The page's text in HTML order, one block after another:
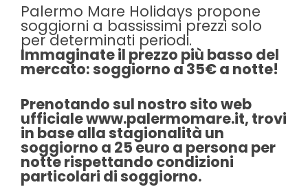
Palermo Mare Holidays propone
soggiorni a bassissimi prezzi solo
per determinati periodi.
Immaginate il prezzo più basso del
mercato: soggiorno a 35€ a notte!
Prenotando sul nostro sito web
ufficialewww.palermomare.it, trovi
in base alla stagionalità un
soggiorno a 25 euro a persona per
notte rispettando condizioni
particolari di soggiorno.